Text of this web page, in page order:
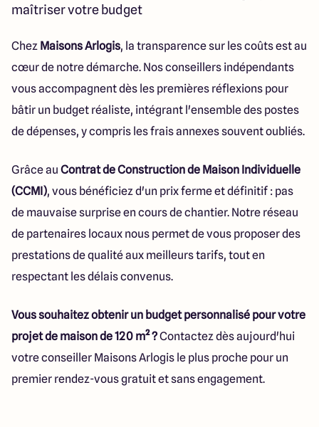
maîtriser votre budget
Chez Maisons Arlogis, la transparence sur les coûts est au
cœur de notre démarche. Nos conseillers indépendants
vous accompagnent dès les premières réflexions pour
bâtir un budget réaliste, intégrant l'ensemble des postes
de dépenses, y compris les frais annexes souvent oubliés.
Grâce au Contrat de Construction de Maison Individuelle
(CCMI), vous bénéficiez d'un prix ferme et définitif : pas
de mauvaise surprise en cours de chantier. Notre réseau
de partenaires locaux nous permet de vous proposer des
prestations de qualité aux meilleurs tarifs, tout en
respectant les délais convenus.
Vous souhaitez obtenir un budget personnalisé pour votre
projet de maison de 120 m² ?Contactez dès aujourd'hui
votre conseiller Maisons Arlogis le plus proche pour un
premier rendez-vous gratuit et sans engagement.